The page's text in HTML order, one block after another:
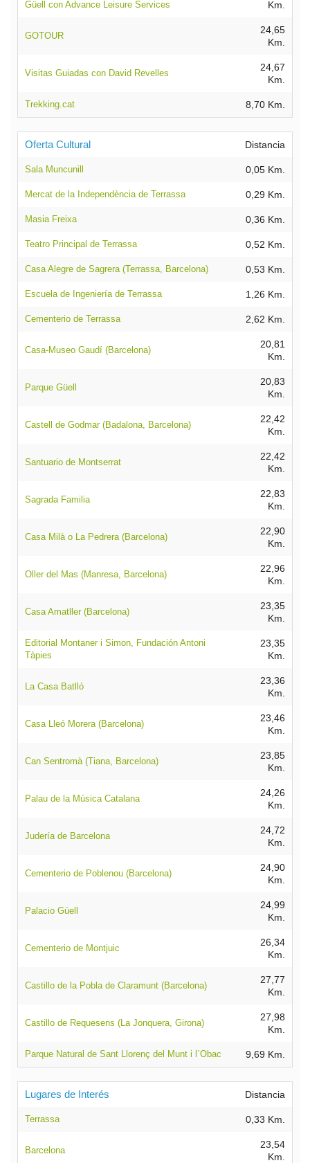
Güell con Advance Leisure Services Km.
GOTOUR
24,65
Km.
Visitas Guiadas con David Revelles
24,67
Km.
Trekking.cat 8,70 Km.
Oferta Cultural Distancia
Sala Muncunill 0,05 Km.
Mercat de la Independència de Terrassa 0,29 Km.
Masia Freixa 0,36 Km.
Teatro Principal de Terrassa 0,52 Km.
Casa Alegre de Sagrera (Terrassa, Barcelona) 0,53 Km.
Escuela de Ingeniería de Terrassa 1,26 Km.
Cementerio de Terrassa 2,62 Km.
Casa-Museo Gaudí (Barcelona)
20,81
Km.
Parque Güell
20,83
Km.
Castell de Godmar (Badalona, Barcelona)
22,42
Km.
Santuario de Montserrat
22,42
Km.
Sagrada Familia
22,83
Km.
Casa Milà o La Pedrera (Barcelona)
22,90
Km.
Oller del Mas (Manresa, Barcelona)
22,96
Km.
Casa Amatller (Barcelona)
23,35
Km.
Editorial Montaner i Simon, Fundación Antoni
Tàpies
23,35
Km.
La Casa Batlló
23,36
Km.
Casa Lleó Morera (Barcelona)
23,46
Km.
Can Sentromà (Tiana, Barcelona)
23,85
Km.
Palau de la Música Catalana
24,26
Km.
Judería de Barcelona
24,72
Km.
Cementerio de Poblenou (Barcelona)
24,90
Km.
Palacio Güell
24,99
Km.
Cementerio de Montjuic
26,34
Km.
Castillo de la Pobla de Claramunt (Barcelona)
27,77
Km.
Castillo de Requesens (La Jonquera, Girona)
27,98
Km.
Parque Natural de Sant Llorenç del Munt i l`Obac 9,69 Km.
Lugares de Interés Distancia
Terrassa 0,33 Km.
Barcelona
23,54
Km.